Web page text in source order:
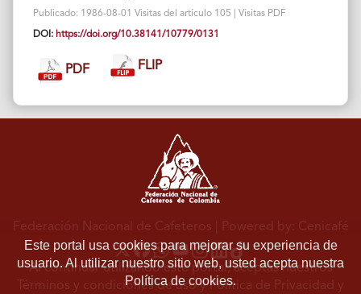
Publicado: 1986-08-01 Visitas del artículo 105 | Visitas PDF
DOI: https://doi.org/10.38141/10779/0131
PDF FLIP
Este portal usa cookies para mejorar su experiencia de
usuario. Al utilizar nuestro sitio web, usted acepta nuestra
Política de cookies.
Federación Nacional de Cafeteros | Powered by: Cenicafé
Al continuar utilizando este portal, aceptas nuestros
Términos y condiciones de usoyPolítica de Privacidad y